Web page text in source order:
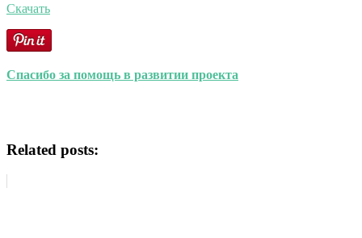
Скачать
Спасибо за помощь в развитии проекта
Related posts: